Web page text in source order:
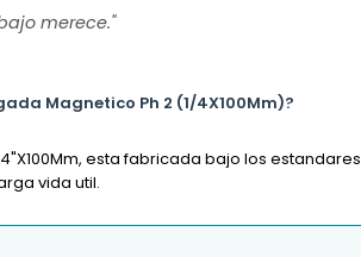
merece."
Magnetico Ph 2 (1/4X100Mm)?
esta fabricada bajo los
vida util.